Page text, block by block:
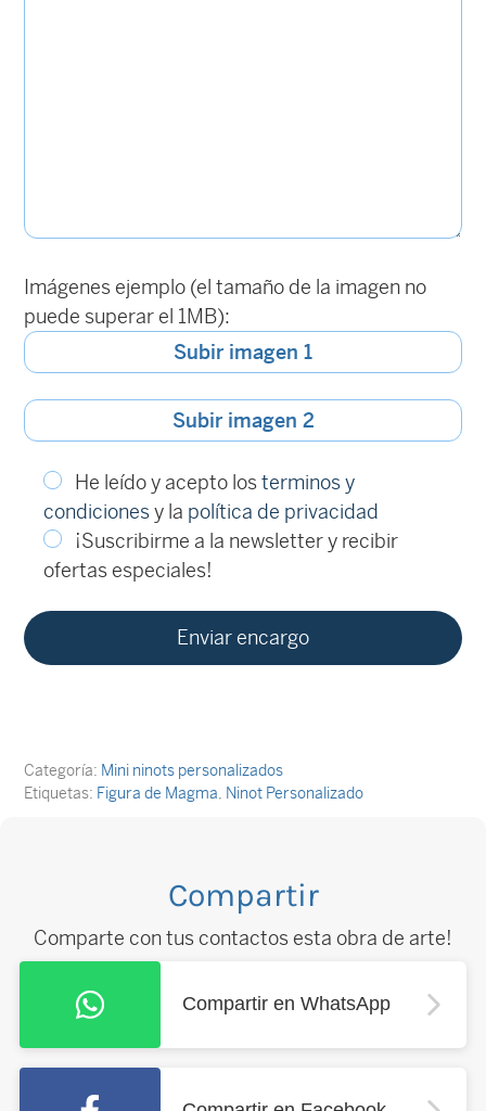
Imágenes ejemplo (el tamaño de la imagen no
puede superar el 1MB):
Subir imagen 1
Subir imagen 2
He leído y acepto losterminos y
condicionesy la política de privacidad
¡Suscribirme a la newsletter y recibir
ofertas especiales!
Categoría: Mini ninots personalizados
Etiquetas: Figura de Magma Ninot Personalizado
Compartir
Comparte con tus contactos esta obra de arte!
Compartir en WhatsApp